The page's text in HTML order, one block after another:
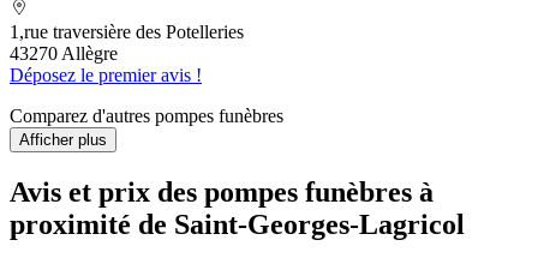
1,rue traversière des Potelleries
43270 Allègre
Déposez le premier avis !
Comparez d'autres pompes funèbres
Afficher plus
Avis et prix des pompes funèbres à
proximité de Saint-Georges-Lagricol